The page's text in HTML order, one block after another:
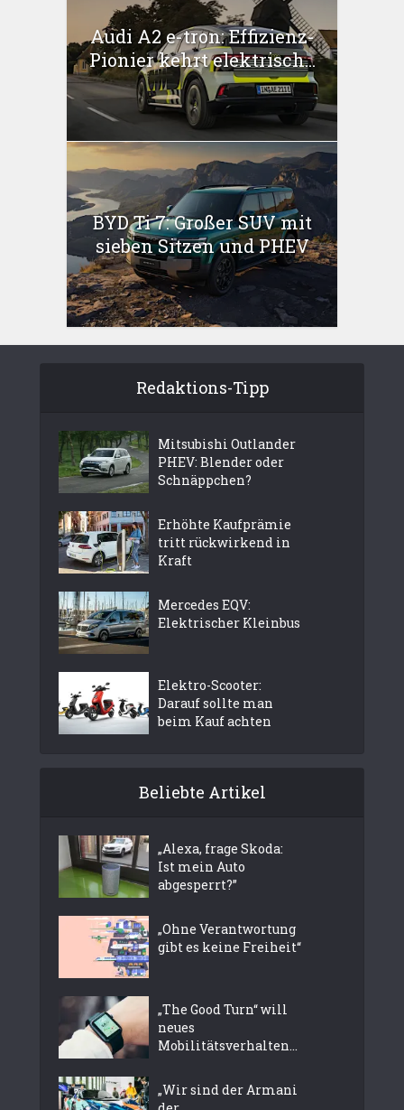
Audi A2 e-tron: Effizienz-
Pionier kehrt elektrisch...
BYD Ti 7: Großer SUV mit
sieben Sitzen und PHEV
Redaktions-Tipp
Mitsubishi Outlander
PHEV: Blender oder
Schnäppchen?
Erhöhte Kaufprämie
tritt rückwirkend in
Kraft
Mercedes EQV:
Elektrischer Kleinbus
Elektro-Scooter:
Darauf sollte man
beim Kauf achten
Beliebte Artikel
„Alexa, frage Skoda:
Ist mein Auto
abgesperrt?”
„Ohne Verantwortung
gibt es keine Freiheit“
„The Good Turn“ will
neues
Mobilitätsverhalten...
„Wir sind der Armani